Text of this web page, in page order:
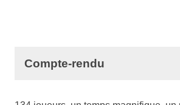
Compte-rendu